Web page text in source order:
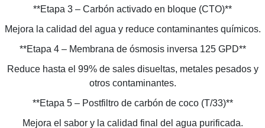
**Etapa 3 – Carbón activado en bloque (CTO)**
Mejora la calidad del agua y reduce contaminantes químicos.
**Etapa 4 – Membrana de ósmosis inversa 125 GPD**
Reduce hasta el 99% de sales disueltas, metales pesados y
otros contaminantes.
**Etapa 5 – Postfiltro de carbón de coco (T/33)**
Mejora el sabor y la calidad final del agua purificada.